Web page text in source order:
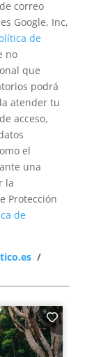
correo
Google, Inc,
de
no
que
podrá
atender tu
acceso,
el
una
la
Protección
de
/